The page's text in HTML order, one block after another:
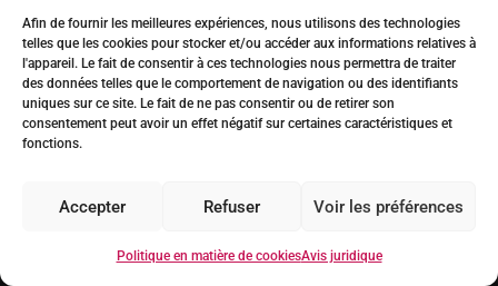
Afin de fournir les meilleures expériences, nous utilisons des technologies
telles que les cookies pour stocker et/ou accéder aux informations relatives à
l'appareil. Le fait de consentir à ces technologies nous permettra de traiter
des données telles que le comportement de navigation ou des identifiants
uniques sur ce site. Le fait de ne pas consentir ou de retirer son
consentement peut avoir un effet négatif sur certaines caractéristiques et
fonctions.
Accepter Refuser Voir les préférences
Politique en matière de cookiesAvis juridique
proposer des produits et services en rapport
avec ceux demandés et pour me conserver en
tant que client.
Le responsable du traitement des données personnelles fournies par
le biais du formulaire de contact est QUADRATIA CONSULTANTS,
S.L. (QUADRATIA), qui a un intérêt légitime et qui obtient votre
consentement pour les traiter afin de répondre aux demandes qui y
sont soumises. Les prestataires de services de QUADRATIA et/ou les
Periodista Pirula Arderius, 4
03001 Alicante, España
+34 965 14 53 10
info@quadratia.com
Emplacements